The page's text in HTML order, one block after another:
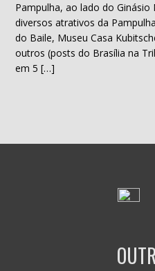
Pampulha, ao lado do
diversos atrativos da
do Baile, Museu Casa
outros (posts do Brasília na
em 5 […]